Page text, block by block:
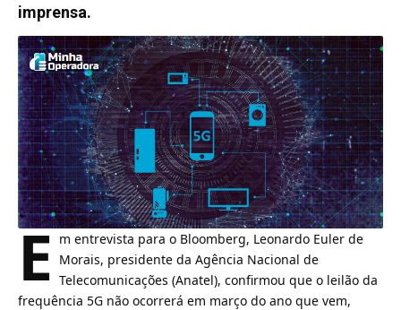
imprensa.
E m entrevista para o Bloomberg, Leonardo Euler de
Morais, presidente da Agência Nacional de
Telecomunicações (Anatel), confirmou que o leilão da
frequência 5G não ocorrerá em março do ano que vem,